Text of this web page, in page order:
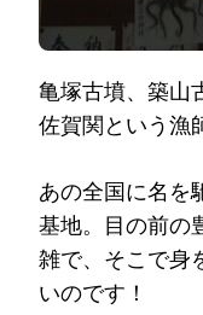
亀塚古墳、築山
佐賀関という漁
あの全国に名を
基地。目の前の
雑で、そこで身
いのです！